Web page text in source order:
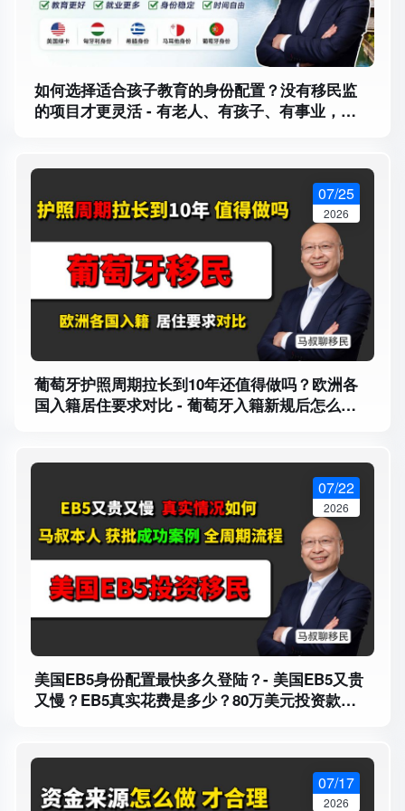
如何选择适合孩子教育的身份配置？没有移民监
的项目才更灵活 - 有老人、有孩子、有事业，为
葡萄牙护照周期拉长到10年还值得做吗？欧洲各
国入籍居住要求对比 - 葡萄牙入籍新规后怎么
07/25
2026
美国EB5身份配置最快多久登陆？- 美国EB5又贵
又慢？EB5真实花费是多少？80万美元投资款与
07/22
2026
07/17
2026